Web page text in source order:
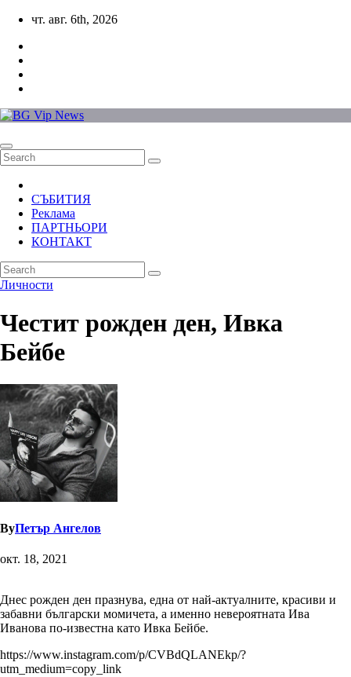
Skip
content
чт. авг. 6th, 2026
СЪБИТИЯ
Реклама
ПАРТНЬОРИ
КОНТАКТ
Личности
Честит рожден ден, Ивка
Бейбе
ByПетър Ангелов
окт. 18, 2021
Днес рожден ден празнува, една от най-актуалните, красиви и
забавни български момичета, а именно невероятната Ива
Иванова по-известна като Ивка Бейбе.
https://www.instagram.com/p/CVBdQLANEkp/?
utm_medium=copy_link